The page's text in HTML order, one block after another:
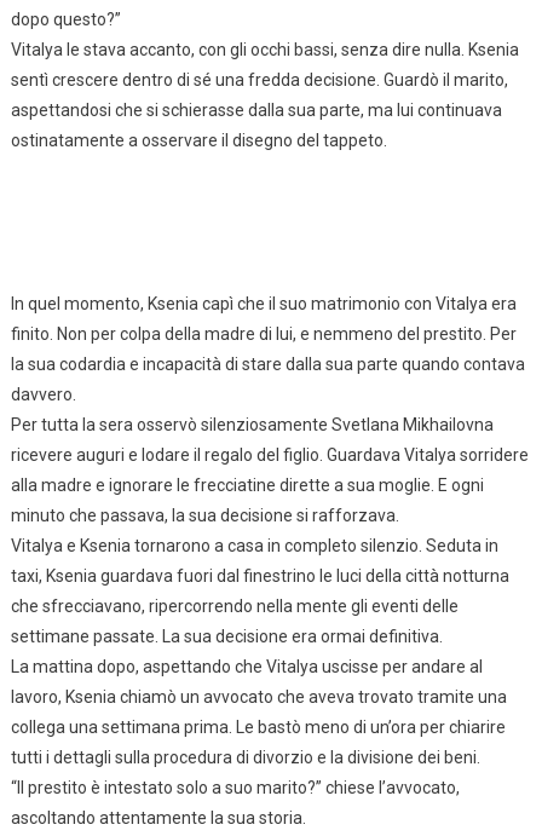
dopo questo?”
Vitalya le stava accanto, con gli occhi bassi, senza dire nulla. Ksenia
sentì crescere dentro di sé una fredda decisione. Guardò il marito,
aspettandosi che si schierasse dalla sua parte, ma lui continuava
ostinatamente a osservare il disegno del tappeto.
In quel momento, Ksenia capì che il suo matrimonio con Vitalya era
finito. Non per colpa della madre di lui, e nemmeno del prestito. Per
la sua codardia e incapacità di stare dalla sua parte quando contava
davvero.
Per tutta la sera osservò silenziosamente Svetlana Mikhailovna
ricevere auguri e lodare il regalo del figlio. Guardava Vitalya sorridere
alla madre e ignorare le frecciatine dirette a sua moglie. E ogni
minuto che passava, la sua decisione si rafforzava.
Vitalya e Ksenia tornarono a casa in completo silenzio. Seduta in
taxi, Ksenia guardava fuori dal finestrino le luci della città notturna
che sfrecciavano, ripercorrendo nella mente gli eventi delle
settimane passate. La sua decisione era ormai definitiva.
La mattina dopo, aspettando che Vitalya uscisse per andare al
lavoro, Ksenia chiamò un avvocato che aveva trovato tramite una
collega una settimana prima. Le bastò meno di un’ora per chiarire
tutti i dettagli sulla procedura di divorzio e la divisione dei beni.
“Il prestito è intestato solo a suo marito?” chiese l’avvocato,
ascoltando attentamente la sua storia.